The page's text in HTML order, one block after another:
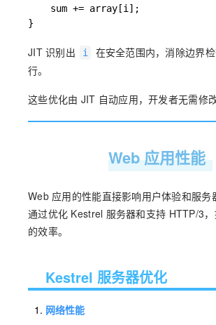
sum += array[i];
}
JIT 识别出 i
在安全范围内，消除边界
行。
这些优化由 JIT 自动应用，开发者无需修
Web 应用性能
Web 应用的性能直接影响用户体验和服务
通过优化 Kestrel 服务器和支持 HTTP/3
的效率。
Kestrel 服务器优化
网络性能